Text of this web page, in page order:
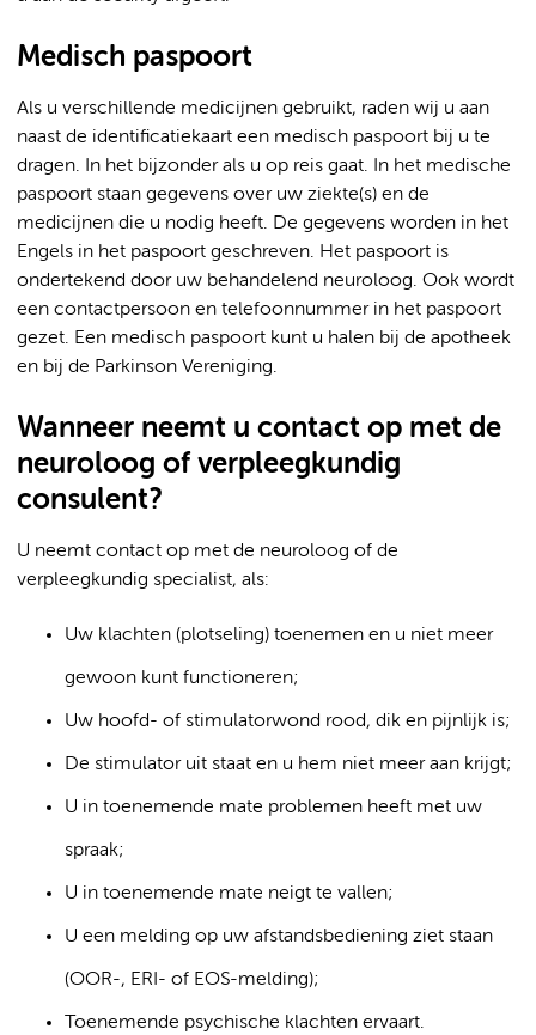
Medisch paspoort
Als u verschillende medicijnen gebruikt, raden wij u aan
naast de identificatiekaart een medisch paspoort bij u te
dragen. In het bijzonder als u op reis gaat. In het medische
paspoort staan gegevens over uw ziekte(s) en de
medicijnen die u nodig heeft. De gegevens worden in het
Engels in het paspoort geschreven. Het paspoort is
ondertekend door uw behandelend neuroloog. Ook wordt
een contactpersoon en telefoonnummer in het paspoort
gezet. Een medisch paspoort kunt u halen bij de apotheek
en bij de Parkinson Vereniging.
Wanneer neemt u contact op met de
neuroloog of verpleegkundig
consulent?
U neemt contact op met de neuroloog of de
verpleegkundig specialist, als:
Uw klachten (plotseling) toenemen en u niet meer
gewoon kunt functioneren;
Uw hoofd- of stimulatorwond rood, dik en pijnlijk is;
De stimulator uit staat en u hem niet meer aan krijgt;
U in toenemende mate problemen heeft met uw
spraak;
U in toenemende mate neigt te vallen;
U een melding op uw afstandsbediening ziet staan
(OOR-, ERI- of EOS-melding);
Toenemende psychische klachten ervaart.